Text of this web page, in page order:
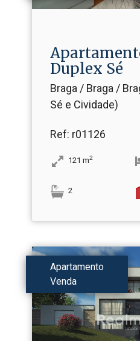
Duplex Sé
Braga / Braga /
Sé e Cividade)
Ref: r01126
121 m2
2
Apartamento
Venda